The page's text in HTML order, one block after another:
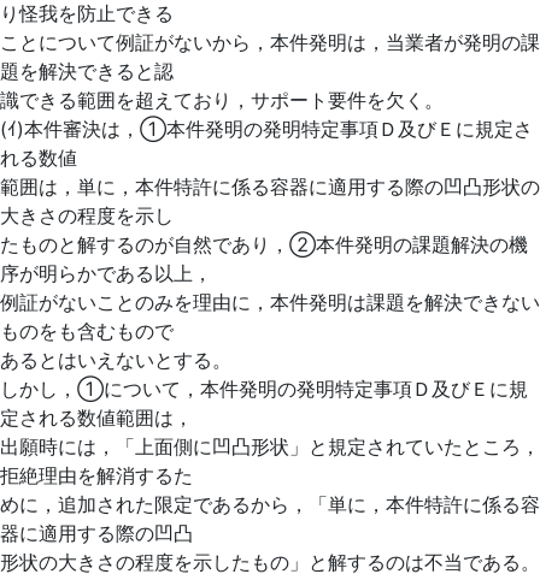
り怪我を防止できる
ことについて例証がないから，本件発明は，当業者が発明の課
題を解決できると認
識できる範囲を超えており，サポート要件を欠く。
(ｲ)本件審決は，①本件発明の発明特定事項Ｄ及びＥに規定さ
れる数値
範囲は，単に，本件特許に係る容器に適用する際の凹凸形状の
大きさの程度を示し
たものと解するのが自然であり，②本件発明の課題解決の機
序が明らかである以上，
例証がないことのみを理由に，本件発明は課題を解決できない
ものをも含むもので
あるとはいえないとする。
しかし，①について，本件発明の発明特定事項Ｄ及びＥに規
定される数値範囲は，
出願時には，「上面側に凹凸形状」と規定されていたところ，
拒絶理由を解消するた
めに，追加された限定であるから，「単に，本件特許に係る容
器に適用する際の凹凸
形状の大きさの程度を示したもの」と解するのは不当である。